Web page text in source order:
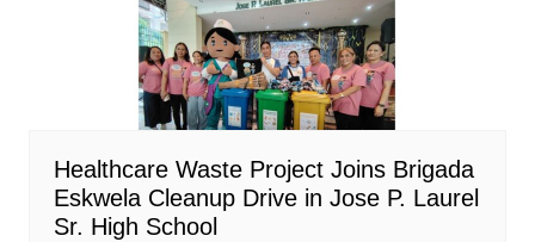
Healthcare Waste Project Joins Brigada
Eskwela Cleanup Drive in Jose P. Laurel
Sr. High School